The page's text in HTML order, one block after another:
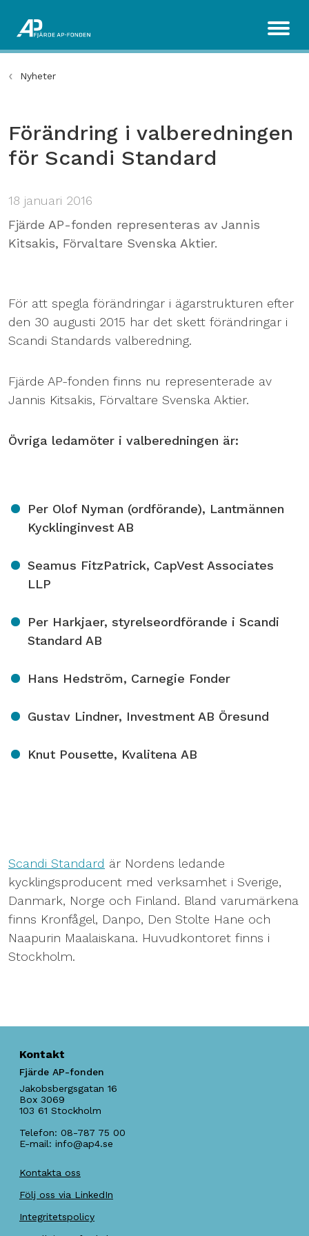
Nyheter
Förändring i valberedningen
för Scandi Standard
18 januari 2016
Fjärde AP-fonden representeras av Jannis
Kitsakis, Förvaltare Svenska Aktier.
För att spegla förändringar i ägarstrukturen efter
den 30 augusti 2015 har det skett förändringar i
Scandi Standards valberedning.
Fjärde AP-fonden finns nu representerade av
Jannis Kitsakis, Förvaltare Svenska Aktier.
Övriga ledamöter i valberedningen är:
Per Olof Nyman (ordförande), Lantmännen
Kycklinginvest AB
Seamus FitzPatrick, CapVest Associates
LLP
Per Harkjaer, styrelseordförande i Scandi
Standard AB
Hans Hedström, Carnegie Fonder
Gustav Lindner, Investment AB Öresund
Knut Pousette, Kvalitena AB
Scandi Standard är Nordens ledande
kycklingsproducent med verksamhet i Sverige,
Danmark, Norge och Finland. Bland varumärkena
finns Kronfågel, Danpo, Den Stolte Hane och
Naapurin Maalaiskana. Huvudkontoret finns i
Stockholm.
Kontakt
Fjärde AP-fonden
Jakobsbergsgatan 16
Box 3069
103 61 Stockholm
Telefon: 08-787 75 00
E-mail: info@ap4.se
Kontakta oss
Följ oss via LinkedIn
Integritetspolicy